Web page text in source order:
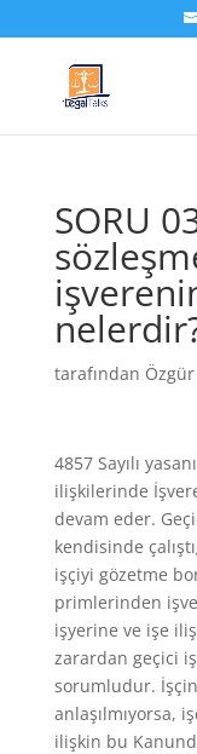
SORU
tarafından
4857 Sayılı
ilişkilerinde
devam eder.
kendisinde
işçiyi gözetme
primlerinden
işyerine ve işe
zarardan geçici
sorumludur.
anlaşılmıyorsa,
ilişkin bu